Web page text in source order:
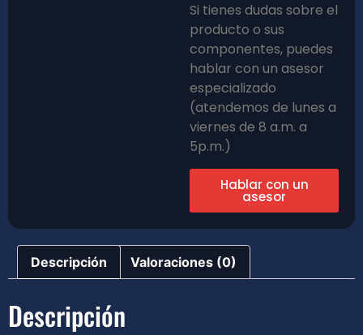
Si tienes dudas sobre el
producto o sus
componentes, puedes
hablar con un asesor
especializado
(atendemos de lunes a
viernes de 8 a.m. a
5p.m.)
Hablar con un
asesor
Descripción Valoraciones (0)
Descripción